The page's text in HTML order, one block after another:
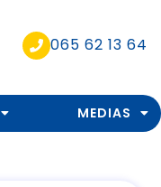
065 62 13 64
MEDIAS